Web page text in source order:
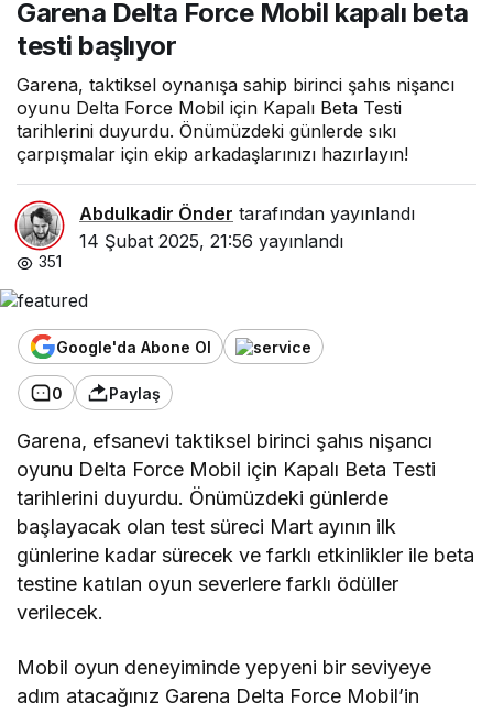
Garena Delta Force Mobil kapalı beta
testi başlıyor
Garena, taktiksel oynanışa sahip birinci şahıs nişancı
oyunu Delta Force Mobil için Kapalı Beta Testi
tarihlerini duyurdu. Önümüzdeki günlerde sıkı
çarpışmalar için ekip arkadaşlarınızı hazırlayın!
Abdulkadir Önder tarafından yayınlandı
14 Şubat 2025, 21:56 yayınlandı
351
Google'da Abone Ol
0 Paylaş
Garena, efsanevi taktiksel birinci şahıs nişancı
oyunu Delta Force Mobil için Kapalı Beta Testi
tarihlerini duyurdu. Önümüzdeki günlerde
başlayacak olan test süreci Mart ayının ilk
günlerine kadar sürecek ve farklı etkinlikler ile beta
testine katılan oyun severlere farklı ödüller
verilecek.
Mobil oyun deneyiminde yepyeni bir seviyeye
adım atacağınız Garena Delta Force Mobil’in